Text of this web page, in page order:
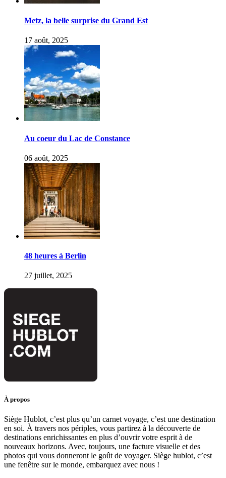
Metz, la belle surprise du Grand Est
17 août, 2025
Au coeur du Lac de Constance
06 août, 2025
48 heures à Berlin
27 juillet, 2025
À propos
Siège Hublot, c’est plus qu’un carnet voyage, c’est une destination
en soi. À travers nos périples, vous partirez à la découverte de
destinations enrichissantes en plus d’ouvrir votre esprit à de
nouveaux horizons. Avec, toujours, une facture visuelle et des
photos qui vous donneront le goût de voyager. Siège hublot, c’est
une fenêtre sur le monde, embarquez avec nous !